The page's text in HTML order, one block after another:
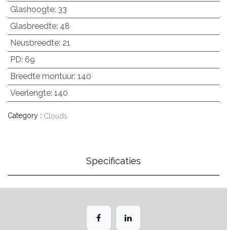
Glashoogte: 33
Glasbreedte: 48
Neusbreedte: 21
PD: 69
Breedte montuur: 140
Veerlengte: 140
Category : Clouds
Specificaties